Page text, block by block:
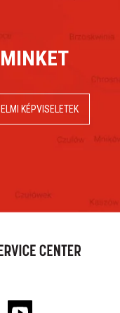
KÉPVISELETEK